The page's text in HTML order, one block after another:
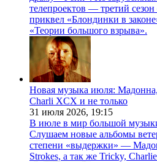
телепроектов — третий
приквел «Блондинки в
«Теории большого взрыва».
Новая музыка июля:
Charli XCX и не только
31 июля 2026, 19:15
В июле в мир большой
Слушаем новые альбомы
степени «выдержки» —
Strokes, а так же Tricky,